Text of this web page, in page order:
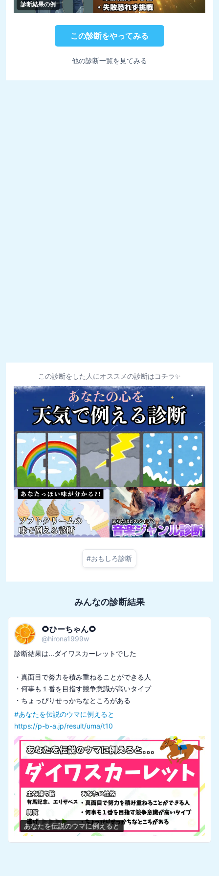
診断結果の例
この診断をやってみる
他の診断一覧を見てみる
この診断をした人にオススメの診断はコチラ✨
#おもしろ診断
みんなの診断結果
🌻ひーちゃん🌻
@hirona1999w
診断結果は...ダイワスカーレットでした
・真面目で努力を積み重ねることができる人
・何事も１番を目指す競争意識が高いタイプ
#あなたを伝説のウマに例えると
https://p-b-a.jp/result/uma/t10
あなたを伝説のウマに例えると